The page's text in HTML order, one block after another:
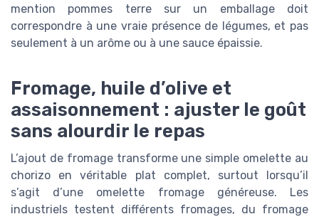
mention pommes terre sur un emballage doit
correspondre à une vraie présence de légumes, et pas
seulement à un arôme ou à une sauce épaissie.
Fromage, huile d’olive et
assaisonnement : ajuster le goût
sans alourdir le repas
L’ajout de fromage transforme une simple omelette au
chorizo en véritable plat complet, surtout lorsqu’il
s’agit d’une omelette fromage généreuse. Les
industriels testent différents fromages, du fromage